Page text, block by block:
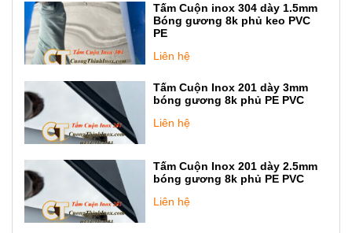
Tấm Cuộn inox 304 dày 1.5mm
Bóng gương 8k phủ keo PVC
PE
Liên hệ
Tấm Cuộn Inox 201 dày 3mm
bóng gương 8k phủ PE PVC
Liên hệ
Tấm Cuộn Inox 201 dày 2.5mm
bóng gương 8k phủ PE PVC
Liên hệ